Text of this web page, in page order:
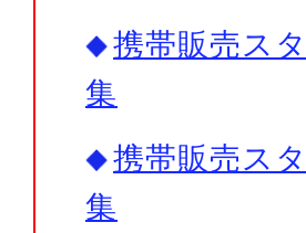
携帯販売ス
集
携帯販売ス
集